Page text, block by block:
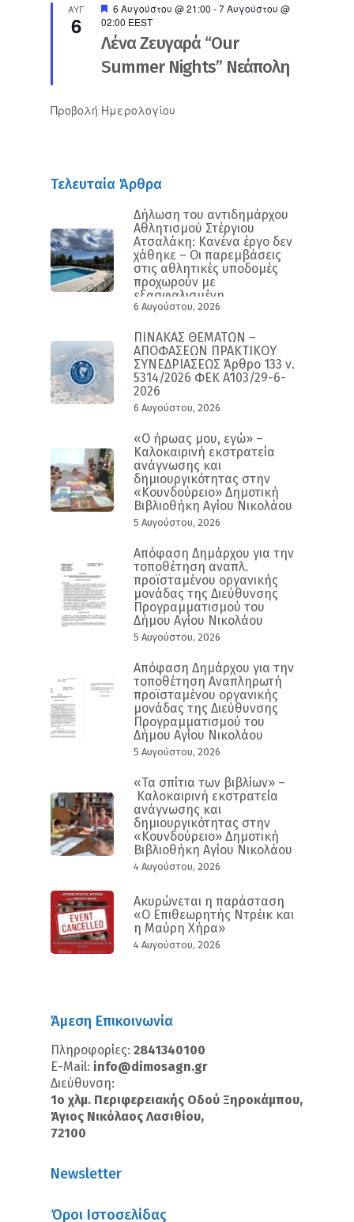
ΑΥΓ
6
Προτεινόμενο
6 Αυγούστου @ 21:00 -7 Αυγούστου @
02:00 EEST
Λένα Ζευγαρά “Our
Summer Nights” Νεάπολη
Προβολή Ημερολογίου
Τελευταία Άρθρα
Δήλωση του αντιδημάρχου
Αθλητισμού Στέργιου
Ατσαλάκη: Κανένα έργο δεν
χάθηκε – Οι παρεμβάσεις
στις αθλητικές υποδομές
προχωρούν με
εξασφαλισμένη
χρηματοδότηση και
χρονοδιάγραμμα
6 Αυγούστου, 2026
ΠΙΝΑΚΑΣ ΘΕΜΑΤΩΝ –
ΑΠΟΦΑΣΕΩΝ ΠΡΑΚΤΙΚΟΥ
ΣΥΝΕΔΡΙΑΣΕΩΣ Άρθρο 133 ν.
5314/2026 ΦΕΚ Α΄103/29-6-
2026
6 Αυγούστου, 2026
«Ο ήρωας μου, εγώ» –
Καλοκαιρινή εκστρατεία
ανάγνωσης και
δημιουργικότητας στην
«Κουνδούρειο» Δημοτική
Βιβλιοθήκη Αγίου Νικολάου
5 Αυγούστου, 2026
Απόφαση Δημάρχου για την
τοποθέτηση αναπλ.
προϊσταμένου οργανικής
μονάδας της Διεύθυνσης
Προγραμματισμού του
Δήμου Αγίου Νικολάου
5 Αυγούστου, 2026
Απόφαση Δημάρχου για την
τοποθέτηση Αναπληρωτή
προϊσταμένου οργανικής
μονάδας της Διεύθυνσης
Προγραμματισμού του
Δήμου Αγίου Νικολάου
5 Αυγούστου, 2026
«Τα σπίτια των βιβλίων» –
Καλοκαιρινή εκστρατεία
ανάγνωσης και
δημιουργικότητας στην
«Κουνδούρειο» Δημοτική
Βιβλιοθήκη Αγίου Νικολάου
4 Αυγούστου, 2026
Ακυρώνεται η παράσταση
«Ο Επιθεωρητής Ντρέικ και
η Μαύρη Χήρα»
4 Αυγούστου, 2026
Άμεση Επικοινωνία
Πληροφορίες: 2841340100
E-Mail: info@dimosagn.gr
Διεύθυνση:
1ο χλμ. Περιφερειακής Οδού Ξηροκάμπου,
Άγιος Νικόλαος Λασιθίου,
72100
Newsletter
Όροι Ιστοσελίδας